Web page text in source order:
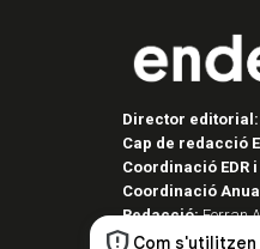
Director editorial:
Cap de redacció
Coordinació EDR
Coordinació
Redacció:Ferran
Vilarnau i Sergi